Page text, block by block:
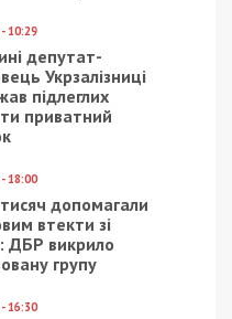
10:29
депутат-
Укрзалізниці
підлеглих
приватний
18:00
допомагали
втекти зі
ДБР викрило
групу
16:30